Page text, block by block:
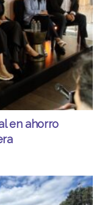
en ahorro